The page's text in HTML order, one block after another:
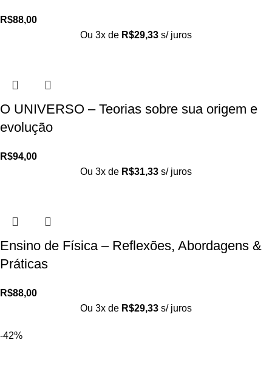
R$88,00
Ou 3x de R$29,33 s/ juros
O UNIVERSO – Teorias sobre sua origem e
evolução
R$94,00
Ou 3x de R$31,33 s/ juros
Ensino de Física – Reflexões, Abordagens &
Práticas
R$88,00
Ou 3x de R$29,33 s/ juros
-42%